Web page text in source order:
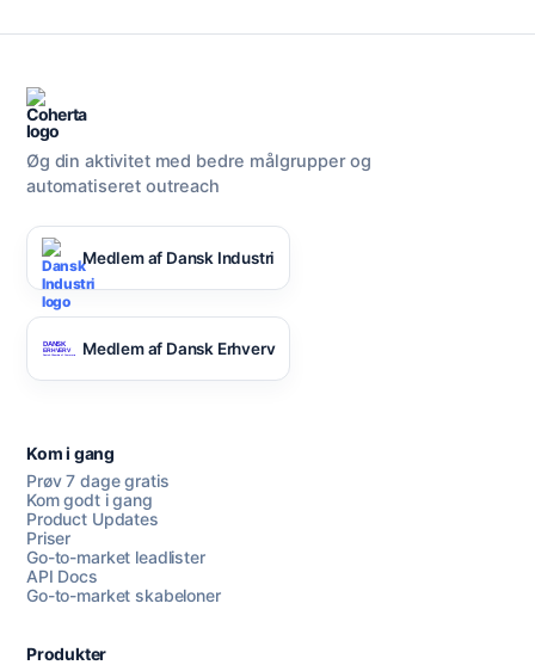
Øg din aktivitet med bedre målgrupper og
automatiseret outreach
Medlem af Dansk Industri
Medlem af Dansk Erhverv
Kom i gang
Prøv 7 dage gratis
Kom godt i gang
Product Updates
Priser
Go-to-market leadlister
API Docs
Go-to-market skabeloner
Produkter